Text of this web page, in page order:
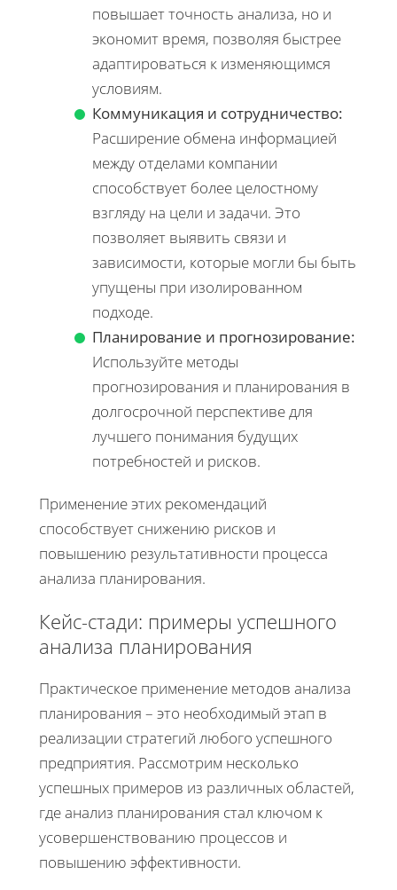
повышает точность анализа, но и
экономит время, позволяя быстрее
адаптироваться к изменяющимся
условиям.
Коммуникация и сотрудничество:
Расширение обмена информацией
между отделами компании
способствует более целостному
взгляду на цели и задачи. Это
позволяет выявить связи и
зависимости, которые могли бы быть
упущены при изолированном
подходе.
Планирование и прогнозирование:
Используйте методы
прогнозирования и планирования в
долгосрочной перспективе для
лучшего понимания будущих
потребностей и рисков.
Применение этих рекомендаций
способствует снижению рисков и
повышению результативности процесса
анализа планирования.
Кейс-стади: примеры успешного
анализа планирования
Практическое применение методов анализа
планирования – это необходимый этап в
реализации стратегий любого успешного
предприятия. Рассмотрим несколько
успешных примеров из различных областей,
где анализ планирования стал ключом к
усовершенствованию процессов и
повышению эффективности.